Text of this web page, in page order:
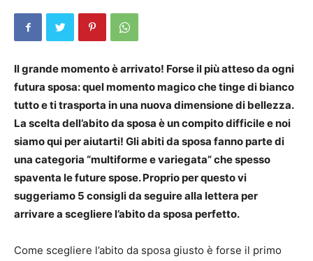
Il grande momento è arrivato! Forse il più atteso da ogni
futura sposa: quel momento magico che tinge di bianco
tutto e ti trasporta in una nuova dimensione di bellezza.
La scelta dell’abito da sposa è un compito difficile e noi
siamo qui per aiutarti! Gli abiti da sposa fanno parte di
una categoria “multiforme e variegata” che spesso
spaventa le future spose.Proprio per questo vi
suggeriamo 5 consigli da seguire alla lettera per
arrivare a scegliere l’abito da sposa perfetto.
Come scegliere l’abito da sposa giusto è forse il primo